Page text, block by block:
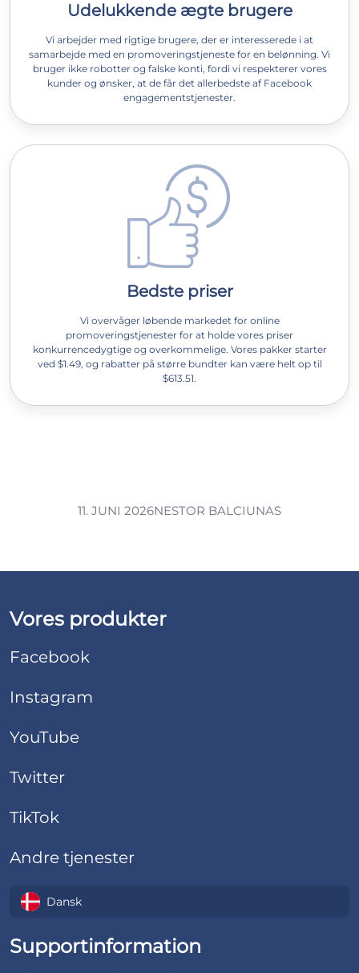
Udelukkende ægte brugere
Vi arbejder med rigtige brugere, der er interesserede i at
samarbejde med en promoveringstjeneste for en belønning. Vi
bruger ikke robotter og falske konti, fordi vi respekterer vores
kunder og ønsker, at de får det allerbedste af Facebook
engagementstjenester.
Bedste priser
Vi overvåger løbende markedet for online
promoveringstjenester for at holde vores priser
konkurrencedygtige og overkommelige. Vores pakker starter
ved $1.49, og rabatter på større bundter kan være helt op til
$613.51.
11. JUNI 2026NESTOR BALCIUNAS
Vores produkter
Facebook
Instagram
YouTube
Twitter
TikTok
Andre tjenester
Dansk
Supportinformation